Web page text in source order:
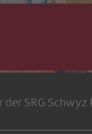
SRG Schwyz